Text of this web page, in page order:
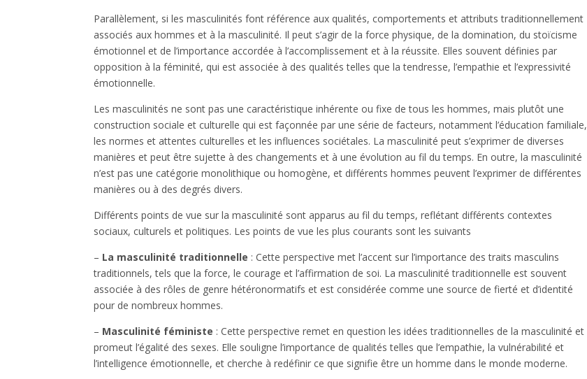
Parallèlement, si les masculinités font référence aux qualités, comportements et attributs traditionnellement
associés aux hommes et à la masculinité. Il peut s’agir de la force physique, de la domination, du stoïcisme
émotionnel et de l’importance accordée à l’accomplissement et à la réussite. Elles souvent définies par
opposition à la féminité, qui est associée à des qualités telles que la tendresse, l’empathie et l’expressivité
émotionnelle.
Les masculinités ne sont pas une caractéristique inhérente ou fixe de tous les hommes, mais plutôt une
construction sociale et culturelle qui est façonnée par une série de facteurs, notamment l’éducation familiale,
les normes et attentes culturelles et les influences sociétales. La masculinité peut s’exprimer de diverses
manières et peut être sujette à des changements et à une évolution au fil du temps. En outre, la masculinité
n’est pas une catégorie monolithique ou homogène, et différents hommes peuvent l’exprimer de différentes
manières ou à des degrés divers.
Différents points de vue sur la masculinité sont apparus au fil du temps, reflétant différents contextes
sociaux, culturels et politiques. Les points de vue les plus courants sont les suivants
– La masculinité traditionnelle : Cette perspective met l’accent sur l’importance des traits masculins
traditionnels, tels que la force, le courage et l’affirmation de soi. La masculinité traditionnelle est souvent
associée à des rôles de genre hétéronormatifs et est considérée comme une source de fierté et d’identité
pour de nombreux hommes.
– Masculinité féministe : Cette perspective remet en question les idées traditionnelles de la masculinité et
promeut l’égalité des sexes. Elle souligne l’importance de qualités telles que l’empathie, la vulnérabilité et
l’intelligence émotionnelle, et cherche à redéfinir ce que signifie être un homme dans le monde moderne.